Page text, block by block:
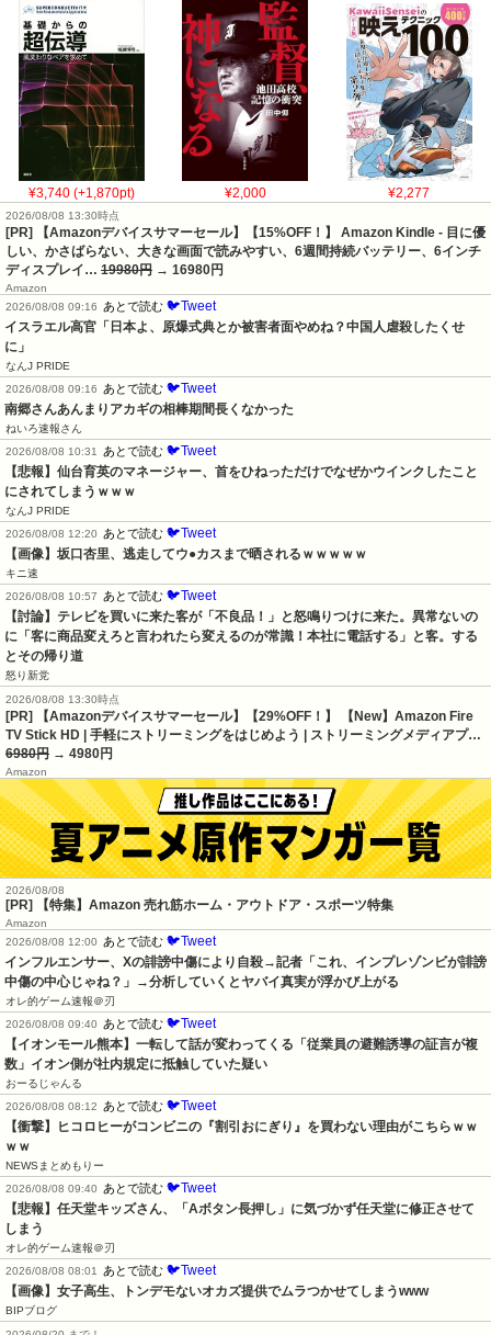
¥3,740 (+1,870pt) ¥2,000 ¥2,277
2026/08/08 13:30時点
[PR] 【Amazonデバイスサマーセール】【15%OFF！】 Amazon Kindle - 目に優
しい、かさばらない、大きな画面で読みやすい、6週間持続バッテリー、6インチ
ディスプレイ… 19980円 → 16980円
Amazon
2026/08/08 09:16
あとで読む 🐦Tweet
イスラエル高官「日本よ、原爆式典とか被害者面やめね？中国人虐殺したくせ
に」
なんJ PRIDE
2026/08/08 09:16
あとで読む 🐦Tweet
南郷さんあんまりアカギの相棒期間長くなかった
ねいろ速報さん
2026/08/08 10:31
あとで読む 🐦Tweet
【悲報】仙台育英のマネージャー、首をひねっただけでなぜかウインクしたこと
にされてしまうｗｗｗ
なんJ PRIDE
2026/08/08 12:20
あとで読む 🐦Tweet
【画像】坂口杏里、逃走してウ●カスまで晒されるｗｗｗｗｗ
キニ速
2026/08/08 10:57
あとで読む 🐦Tweet
【討論】テレビを買いに来た客が「不良品！」と怒鳴りつけに来た。異常ないの
に「客に商品変えろと言われたら変えるのが常識！本社に電話する」と客。する
とその帰り道
怒り新党
2026/08/08 13:30時点
[PR] 【Amazonデバイスサマーセール】【29%OFF！】 【New】Amazon Fire
TV Stick HD | 手軽にストリーミングをはじめよう | ストリーミングメディアプ…
6980円 → 4980円
Amazon
2026/08/08
[PR] 【特集】Amazon 売れ筋ホーム・アウトドア・スポーツ特集
Amazon
2026/08/08 12:00
あとで読む 🐦Tweet
インフルエンサー、Xの誹謗中傷により自殺→記者「これ、インプレゾンビが誹謗
中傷の中心じゃね？」→分析していくとヤバイ真実が浮かび上がる
オレ的ゲーム速報＠刃
2026/08/08 09:40
あとで読む 🐦Tweet
【イオンモール熊本】一転して話が変わってくる「従業員の避難誘導の証言が複
数」イオン側が社内規定に抵触していた疑い
おーるじゃんる
2026/08/08 08:12
あとで読む 🐦Tweet
【衝撃】ヒコロヒーがコンビニの『割引おにぎり』を買わない理由がこちらｗｗ
ｗｗ
NEWSまとめもりー
2026/08/08 09:40
あとで読む 🐦Tweet
【悲報】任天堂キッズさん、「Aボタン長押し」に気づかず任天堂に修正させて
しまう
オレ的ゲーム速報＠刃
2026/08/08 08:01
あとで読む 🐦Tweet
【画像】女子高生、トンデモないオカズ提供でムラつかせてしまうwww
BIPブログ